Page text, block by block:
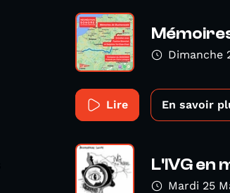
Dimanche
Lire En savoir
L'IVG en
Mardi 25